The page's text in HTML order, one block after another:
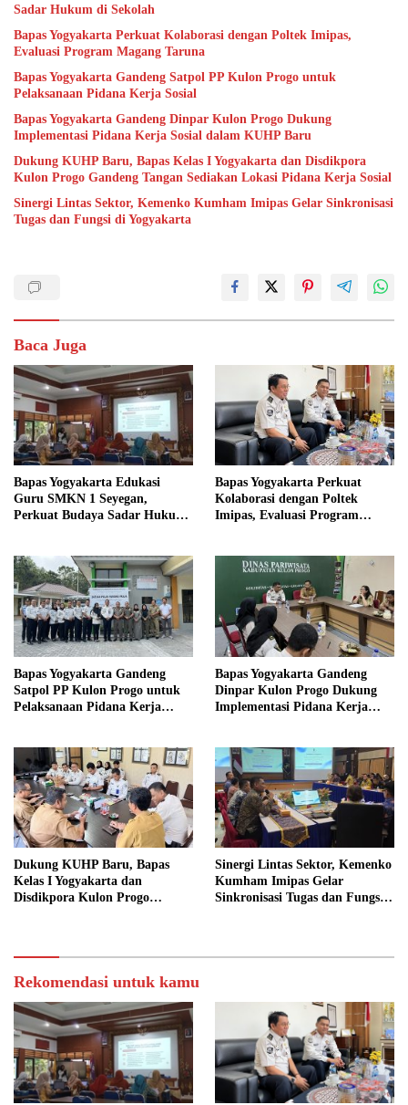
Sadar Hukum di Sekolah
Bapas Yogyakarta Perkuat Kolaborasi dengan Poltek Imipas,
Evaluasi Program Magang Taruna
Bapas Yogyakarta Gandeng Satpol PP Kulon Progo untuk
Pelaksanaan Pidana Kerja Sosial
Bapas Yogyakarta Gandeng Dinpar Kulon Progo Dukung
Implementasi Pidana Kerja Sosial dalam KUHP Baru
Dukung KUHP Baru, Bapas Kelas I Yogyakarta dan Disdikpora
Kulon Progo Gandeng Tangan Sediakan Lokasi Pidana Kerja Sosial
Sinergi Lintas Sektor, Kemenko Kumham Imipas Gelar Sinkronisasi
Tugas dan Fungsi di Yogyakarta
Baca Juga
Bapas Yogyakarta Edukasi
Guru SMKN 1 Seyegan,
Perkuat Budaya Sadar Hukum
Bapas Yogyakarta Perkuat
Kolaborasi dengan Poltek
Imipas, Evaluasi Program
Bapas Yogyakarta Gandeng
Satpol PP Kulon Progo untuk
Pelaksanaan Pidana Kerja
Bapas Yogyakarta Gandeng
Dinpar Kulon Progo Dukung
Implementasi Pidana Kerja
Dukung KUHP Baru, Bapas
Kelas I Yogyakarta dan
Disdikpora Kulon Progo
Sinergi Lintas Sektor, Kemenko
Kumham Imipas Gelar
Sinkronisasi Tugas dan Fungsi
Rekomendasi untuk kamu